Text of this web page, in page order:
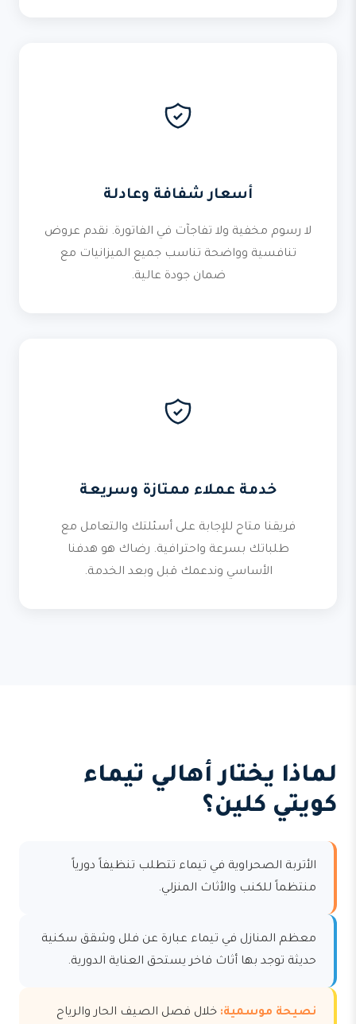
أسعار شفافة وعادلة
لا رسوم مخفية ولا تفاجآت في الفاتورة. نقدم عروض
تنافسية وواضحة تناسب جميع الميزانيات مع
ضمان جودة عالية.
خدمة عملاء ممتازة وسريعة
فريقنا متاح للإجابة على أسئلتك والتعامل مع
طلباتك بسرعة واحترافية. رضاك هو هدفنا
الأساسي وندعمك قبل وبعد الخدمة.
لماذا يختار أهالي تيماء
كويتي كلين؟
الأتربة الصحراوية في تيماء تتطلب تنظيفاً دورياً
منتظماً للكنب والأثاث المنزلي.
معظم المنازل في تيماء عبارة عن فلل وشقق سكنية
حديثة توجد بها أثاث فاخر يستحق العناية الدورية.
نصيحة موسمية: خلال فصل الصيف الحار والرياح